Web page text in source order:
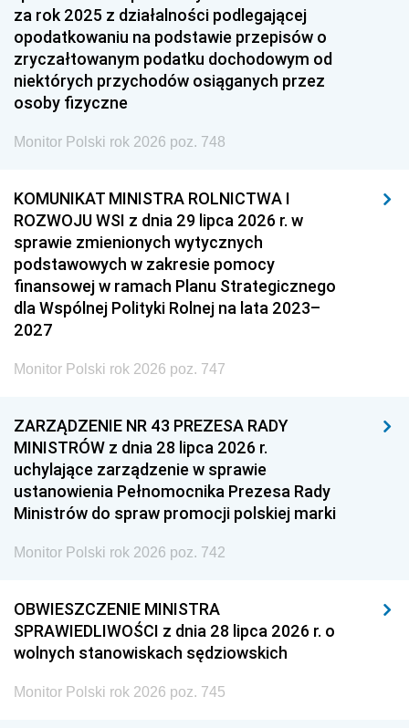
za rok 2025 z działalności podlegającej
opodatkowaniu na podstawie przepisów o
zryczałtowanym podatku dochodowym od
niektórych przychodów osiąganych przez
osoby fizyczne
Monitor Polski rok 2026 poz. 748
KOMUNIKAT MINISTRA ROLNICTWA I
ROZWOJU WSI z dnia 29 lipca 2026 r. w
sprawie zmienionych wytycznych
podstawowych w zakresie pomocy
finansowej w ramach Planu Strategicznego
dla Wspólnej Polityki Rolnej na lata 2023–
2027
Monitor Polski rok 2026 poz. 747
ZARZĄDZENIE NR 43 PREZESA RADY
MINISTRÓW z dnia 28 lipca 2026 r.
uchylające zarządzenie w sprawie
ustanowienia Pełnomocnika Prezesa Rady
Ministrów do spraw promocji polskiej marki
Monitor Polski rok 2026 poz. 742
OBWIESZCZENIE MINISTRA
SPRAWIEDLIWOŚCI z dnia 28 lipca 2026 r. o
wolnych stanowiskach sędziowskich
Monitor Polski rok 2026 poz. 745